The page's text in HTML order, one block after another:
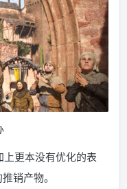
更本没有优化的表
销产物。